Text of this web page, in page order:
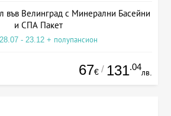
във Велинград с Минерални Басейни
и СПА Пакет
- 23.12 + полупансион
67€ / 131.04
лв.